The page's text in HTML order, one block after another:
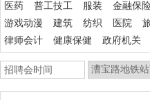
医药
普工技工 服装 金融保
游戏动漫
建筑 纺织 医院
律师会计
健康保健 政府机关